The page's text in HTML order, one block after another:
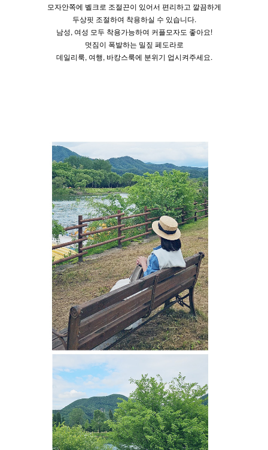
모자안쪽에 벨크로 조절끈이 있어서 편리하고 깔끔하게
두상핏 조절하여 착용하실 수 있습니다.
남성, 여성 모두 착용가능하여 커플모자도 좋아요!
멋짐이 폭발하는 밀짚 페도라로
데일리룩, 여행, 바캉스룩에 분위기 업시켜주세요.